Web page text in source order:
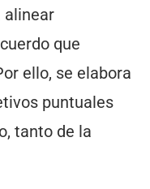
alinear
que
ello, se elabora
puntuales
tanto de la